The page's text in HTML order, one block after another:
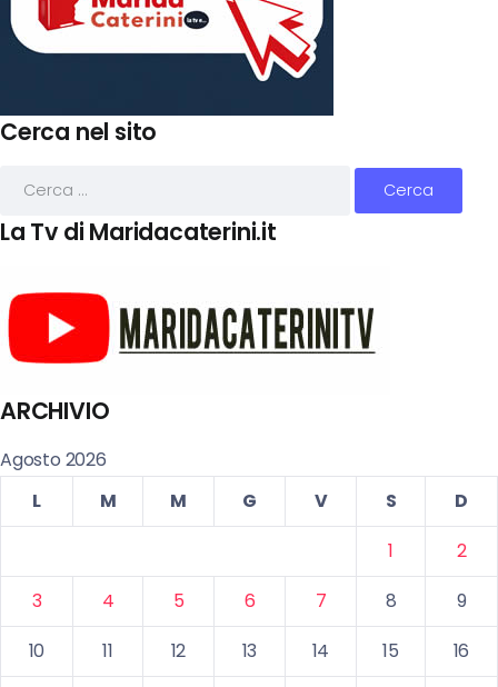
Cerca nel sito
La Tv di Maridacaterini.it
ARCHIVIO
Agosto 2026
L
M M G V S
D
1
2
3
4 5 6 7 8
9
10
11 12 13 14 15
16